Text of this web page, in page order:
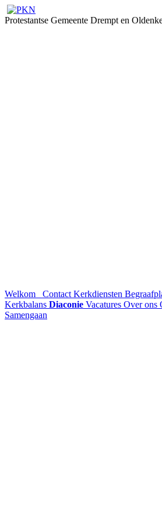
Protestantse Gemeente Drempt en
Welkom Contact Kerkdiensten
Kerkbalans Diaconie Vacatures Over ons
Samengaan